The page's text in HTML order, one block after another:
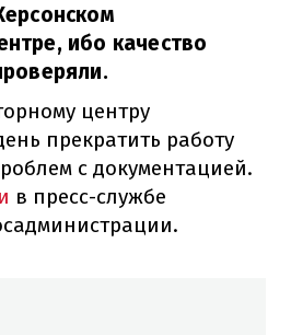
ибо качество
центру
прекратить работу
с документацией.
в пресс-службе